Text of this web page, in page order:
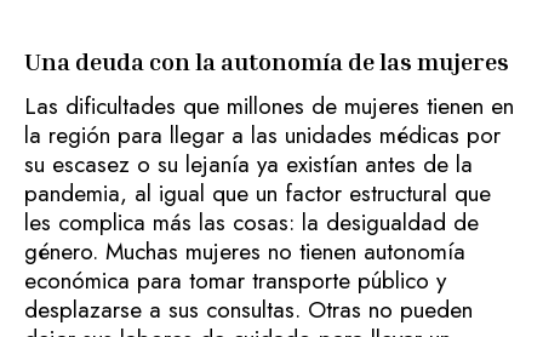
Una deuda con la autonomía de las mujeres
Las dificultades que millones de mujeres tienen en
la región para llegar a las unidades médicas por
su escasez o su lejanía ya existían antes de la
pandemia, al igual que un factor estructural que
les complica más las cosas: la desigualdad de
género. Muchas mujeres no tienen autonomía
económica para tomar transporte público y
desplazarse a sus consultas. Otras no pueden